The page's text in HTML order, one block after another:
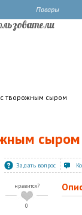
Повары
творожным сыром
сыром
Задать вопрос
нравится?
0